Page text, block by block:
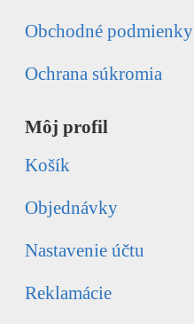
Obchodné podmienky
Ochrana súkromia
Môj profil
Košík
Objednávky
Nastavenie účtu
Reklamácie